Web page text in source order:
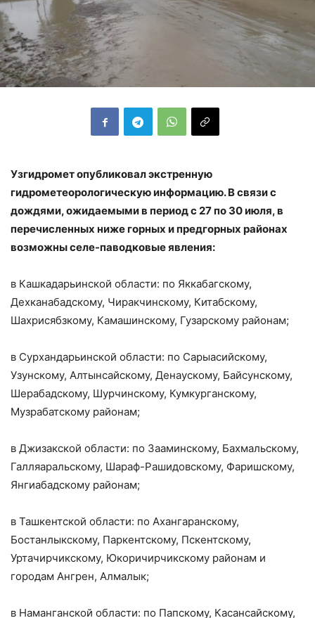
Узгидромет опубликовал экстренную
гидрометеорологическую информацию. В связи с
дождями, ожидаемыми в период с 27 по 30 июля, в
перечисленных ниже горных и предгорных районах
возможны селе-паводковые явления:
в Кашкадарьинской области: по Яккабагскому,
Дехканабадскому, Чиракчинскому, Китабскому,
Шахрисябзкому, Камашинскому, Гузарскому районам;
в Сурхандарьинской области: по Сарыасийскому,
Узунскому, Алтынсайскому, Денаускому, Байсунскому,
Шерабадскому, Шурчинскому, Кумкурганскому,
Музрабатскому районам;
в Джизакской области: по Зааминскому, Бахмальскому,
Галляаральскому, Шараф-Рашидовскому, Фаришскому,
Янгиабадскому районам;
в Ташкентской области: по Ахангаранскому,
Бостанлыкскому, Паркентскому, Пскентскому,
Уртачирчикскому, Юкоричирчикскому районам и
городам Ангрен, Алмалык;
в Наманганской области: по Папскому, Касансайскому,